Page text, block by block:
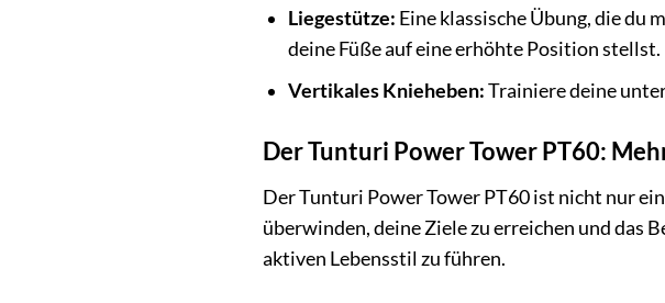
Liegestütze: Eine klassische Übung, die du
deine Füße auf eine erhöhte Position stellst.
Vertikales Knieheben:Trainiere deine
Der Tunturi Power Tower PT60:
Der Tunturi Power Tower PT60 ist nicht nur
überwinden, deine Ziele zu erreichen und das
aktiven Lebensstil zu führen.